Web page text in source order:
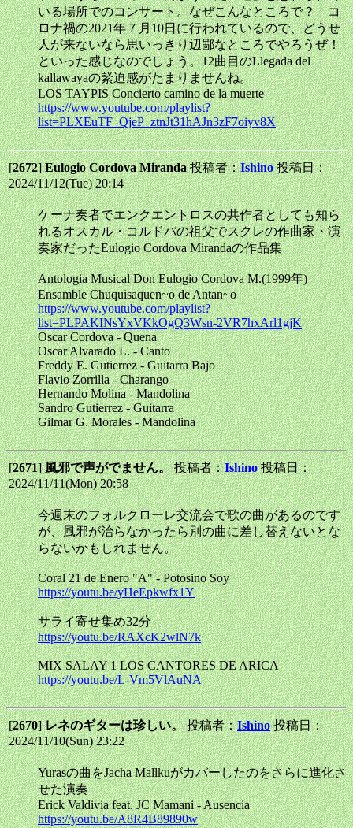
いる場所でのコンサート。なぜこんなところで？ コ
ロナ禍の2021年７月10日に行われているので、どうせ
人が来ないなら思いっきり辺鄙なところでやろうぜ！
といった感じなのでしょう。12曲目のLlegada del
kallawayaの緊迫感がたまりませんね。
LOS TAYPIS Concierto camino de la muerte
https://www.youtube.com/playlist?
list=PLXEuTF_QjeP_ztnJt31hAJn3zF7oiyv8X
[2672]Eulogio Cordova Miranda投稿者：Ishino 投稿日：
2024/11/12(Tue) 20:14
ケーナ奏者でエンクエントロスの共作者としても知ら
れるオスカル・コルドバの祖父でスクレの作曲家・演
奏家だったEulogio Cordova Mirandaの作品集
Antologia Musical Don Eulogio Cordova M.(1999年)
Ensamble Chuquisaquen~o de Antan~o
https://www.youtube.com/playlist?
list=PLPAKINsYxVKkOgQ3Wsn-2VR7hxArl1gjK
Oscar Cordova - Quena
Oscar Alvarado L. - Canto
Freddy E. Gutierrez - Guitarra Bajo
Flavio Zorrilla - Charango
Hernando Molina - Mandolina
Sandro Gutierrez - Guitarra
Gilmar G. Morales - Mandolina
[2671]風邪で声がでません。投稿者：Ishino 投稿日：
2024/11/11(Mon) 20:58
今週末のフォルクローレ交流会で歌の曲があるのです
が、風邪が治らなかったら別の曲に差し替えないとな
らないかもしれません。
Coral 21 de Enero "A" - Potosino Soy
https://youtu.be/yHeEpkwfx1Y
サライ寄せ集め32分
https://youtu.be/RAXcK2wlN7k
MIX SALAY 1 LOS CANTORES DE ARICA
https://youtu.be/L-Vm5VlAuNA
[2670]レネのギターは珍しい。投稿者：Ishino 投稿日：
2024/11/10(Sun) 23:22
Yurasの曲をJacha Mallkuがカバーしたのをさらに進化さ
せた演奏
Erick Valdivia feat. JC Mamani - Ausencia
https://youtu.be/A8R4B89890w